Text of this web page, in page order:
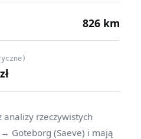
826 km
analizy rzeczywistych
Goteborg (Saeve) i mają